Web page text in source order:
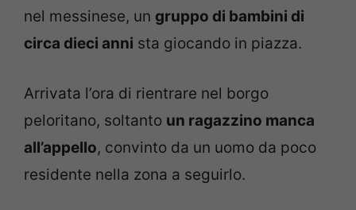
nel messinese, un gruppo di bambini di
circa dieci anni sta giocando in piazza.
Arrivata l’ora di rientrare nel borgo
peloritano, soltanto un ragazzino manca
all’appello, convinto da un uomo da poco
residente nella zona a seguirlo.